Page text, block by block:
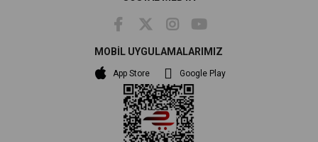
MOBİL UYGULAMALARIMIZ
App Store Google Play